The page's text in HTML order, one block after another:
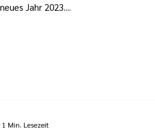
Jahr 2023....
1 Min. Lesezeit